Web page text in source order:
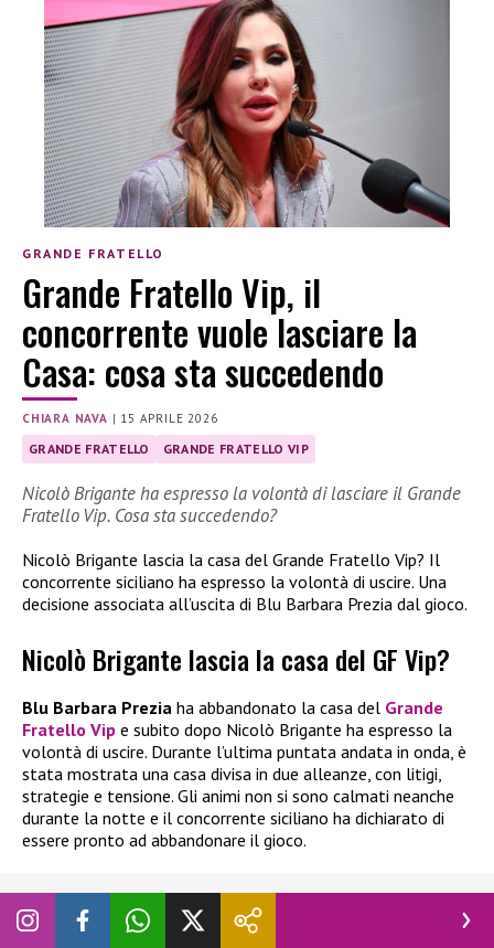
GRANDE FRATELLO
Grande Fratello Vip, il
concorrente vuole lasciare la
Casa: cosa sta succedendo
CHIARA NAVA | 15 APRILE 2026
GRANDE FRATELLO GRANDE FRATELLO VIP
Nicolò Brigante ha espresso la volontà di lasciare il Grande
Fratello Vip. Cosa sta succedendo?
Nicolò Brigante lascia la casa del Grande Fratello Vip? Il
concorrente siciliano ha espresso la volontà di uscire. Una
decisione associata all’uscita di Blu Barbara Prezia dal gioco.
Nicolò Brigante lascia la casa del GF Vip?
Blu Barbara Prezia ha abbandonato la casa del Grande
Fratello Vip e subito dopo Nicolò Brigante ha espresso la
volontà di uscire. Durante l’ultima puntata andata in onda, è
stata mostrata una casa divisa in due alleanze, con litigi,
strategie e tensione. Gli animi non si sono calmati neanche
durante la notte e il concorrente siciliano ha dichiarato di
essere pronto ad abbandonare il gioco.